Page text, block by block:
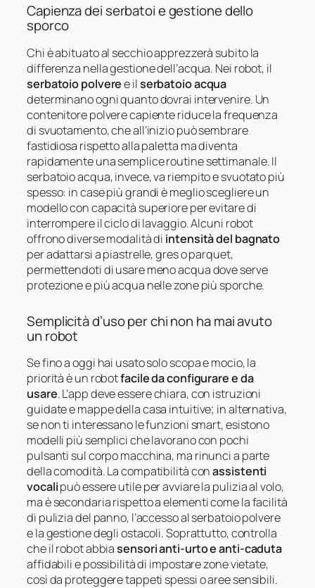
Capienza dei serbatoi e gestione dello
sporco
Chi è abituato al secchio apprezzerà subito la
differenza nella gestione dell’acqua. Nei robot, il
serbatoio polveree ilserbatoio acqua
determinano ogni quanto dovrai intervenire. Un
contenitore polvere capiente riduce la frequenza
di svuotamento, che all’inizio può sembrare
fastidiosa rispetto alla paletta ma diventa
rapidamente una semplice routine settimanale. Il
serbatoio acqua, invece, va riempito e svuotato più
spesso: in case più grandi è meglio scegliere un
modello con capacità superiore per evitare di
interrompere il ciclo di lavaggio. Alcuni robot
offrono diverse modalità di intensità del bagnato
per adattarsi a piastrelle, gres o parquet,
permettendoti di usare meno acqua dove serve
protezione e più acqua nelle zone più sporche.
Semplicità d’uso per chi non ha mai avuto
un robot
Se fino a oggi hai usato solo scopa e mocio, la
priorità è un robotfacile da configurare e da
usare. L’app deve essere chiara, con istruzioni
guidate e mappe della casa intuitive; in alternativa,
se non ti interessano le funzioni smart, esistono
modelli più semplici che lavorano con pochi
pulsanti sul corpo macchina, ma rinunci a parte
della comodità. La compatibilità conassistenti
vocalipuò essere utile per avviare la pulizia al volo,
ma è secondaria rispetto a elementi come la facilità
di pulizia del panno, l’accesso al serbatoio polvere
e la gestione degli ostacoli. Soprattutto, controlla
che il robot abbiasensori anti-urto e anti-caduta
affidabili e possibilità di impostare zone vietate,
così da proteggere tappeti spessi o aree sensibili.